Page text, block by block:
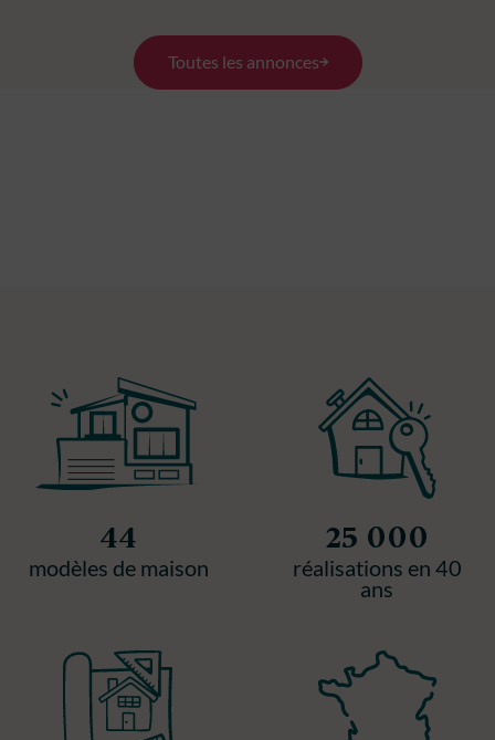
Toutes les annonces
44
modèles de maison
25 000
réalisations en 40
ans